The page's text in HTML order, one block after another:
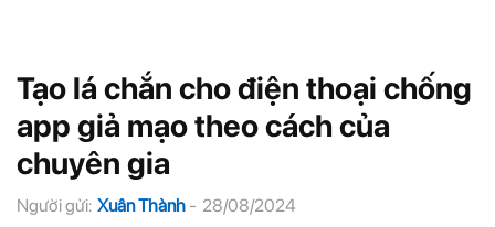
Tạo lá chắn cho điện thoại chống
app giả mạo theo cách của
chuyên gia
Người gửi: Xuân Thành - 28/08/2024